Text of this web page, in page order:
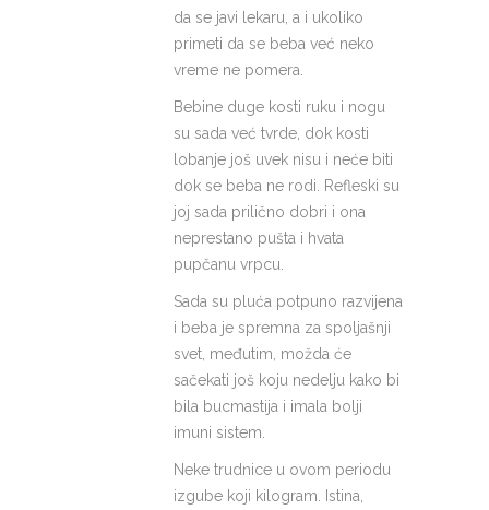
da se javi lekaru, a i ukoliko
primeti da se beba već neko
vreme ne pomera.
Bebine duge kosti ruku i nogu
su sada već tvrde, dok kosti
lobanje još uvek nisu i neće biti
dok se beba ne rodi. Refleski su
joj sada prilično dobri i ona
neprestano pušta i hvata
pupčanu vrpcu.
Sada su pluća potpuno razvijena
i beba je spremna za spoljašnji
svet, međutim, možda će
sačekati još koju nedelju kako bi
bila bucmastija i imala bolji
imuni sistem.
Neke trudnice u ovom periodu
izgube koji kilogram. Istina,